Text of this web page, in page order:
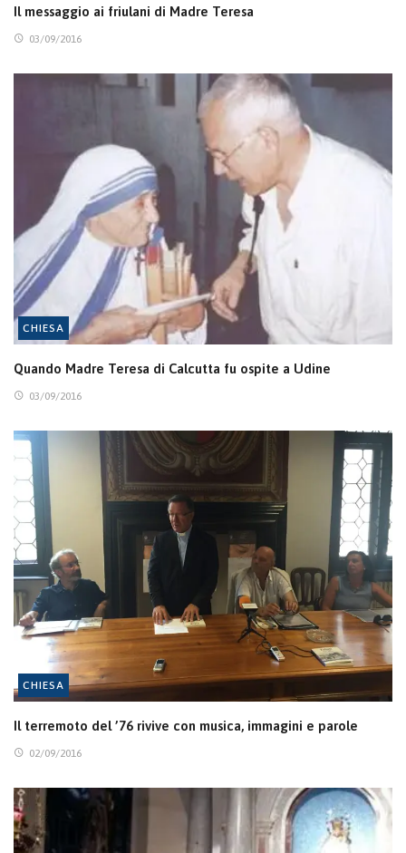
Il messaggio ai friulani di Madre Teresa
03/09/2016
CHIESA
Quando Madre Teresa di Calcutta fu ospite a Udine
03/09/2016
CHIESA
Il terremoto del ’76 rivive con musica, immagini e parole
02/09/2016